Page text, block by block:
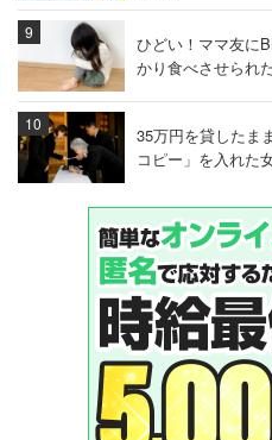
ひどい！ママ友に
かり食べさせられ
35万円を貸したま
コピー」を入れた